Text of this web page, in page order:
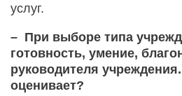
услуг.
– При выборе типа
готовность, умение,
руководителя
оценивает?